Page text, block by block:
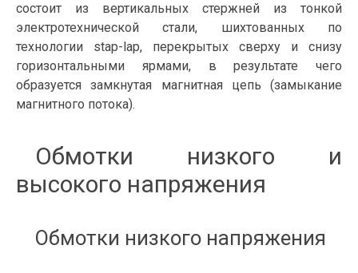
состоит из вертикальных стержней из тонкой
электротехнической стали, шихтованных по
технологии stap-lap, перекрытых сверху и снизу
горизонтальными ярмами, в результате чего
образуется замкнутая магнитная цепь (замыкание
магнитного потока).
Обмотки низкого и
высокого напряжения
Обмотки низкого напряжения